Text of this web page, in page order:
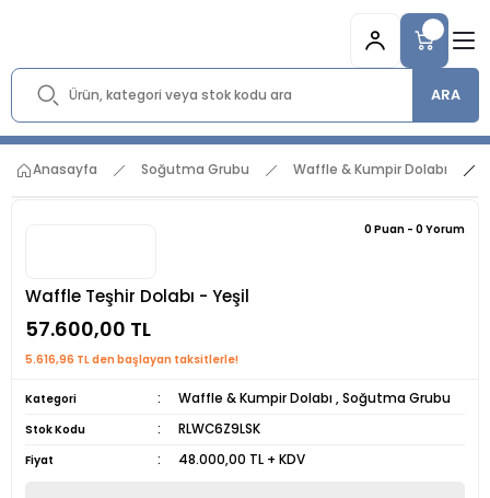
ARA
Anasayfa Soğutma Grubu Waffle & Kumpir Dolabı
Waffle Teşhir Dolabı - Yeşil
0 Puan - 0 Yorum
57.600,00 TL
5.616,96 TL den başlayan taksitlerle!
Kategori Waffle & Kumpir Dolabı ,Soğutma Grubu
Stok Kodu RLWC6Z9LSK
Fiyat 48.000,00 TL + KDV